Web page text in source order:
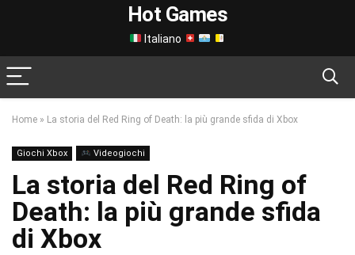
Hot Games
Italiano
Home » La storia del Red Ring of Death: la più grande sfida di Xbox
Giochi Xbox Videogiochi
La storia del Red Ring of
Death: la più grande sfida
di Xbox